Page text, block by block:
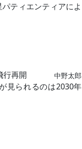
ティエンティアによ
行再開 中野太郎
見られるのは2030年